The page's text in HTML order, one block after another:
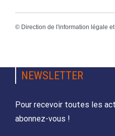
© Direction de l'information légale
NEWSLETTER
Pour recevoir toutes les
abonnez-vous !